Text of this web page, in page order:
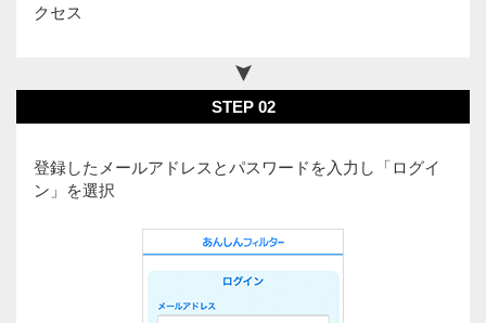
クセス
STEP 02
登録したメールアドレスとパスワードを入力し「ログイ
ン」を選択